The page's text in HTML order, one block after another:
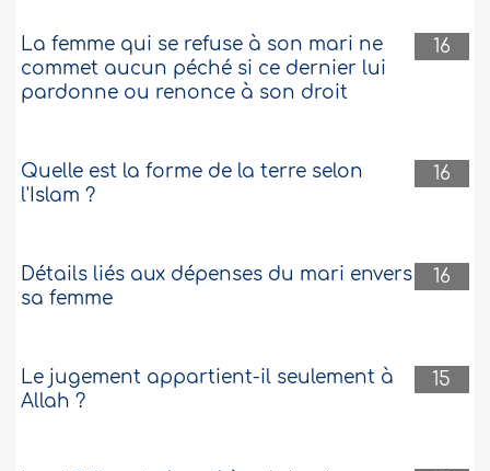
16
La femme qui se refuse à son mari ne
commet aucun péché si ce dernier lui
pardonne ou renonce à son droit
16
Quelle est la forme de la terre selon
l'Islam ?
16
Détails liés aux dépenses du mari envers
sa femme
15
Le jugement appartient-il seulement à
Allah ?